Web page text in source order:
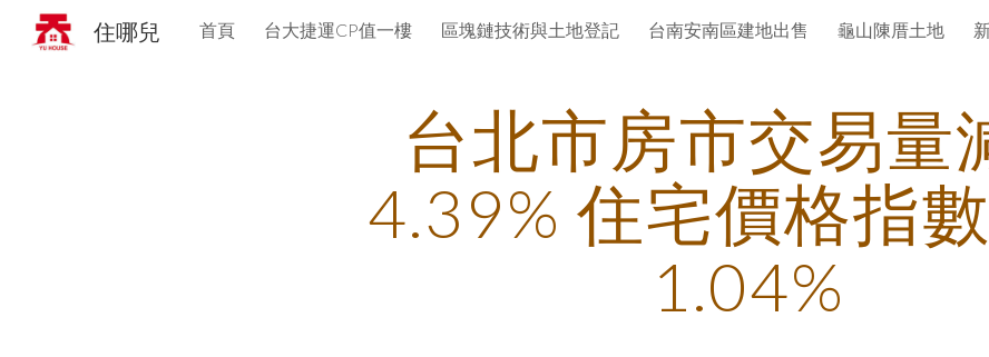
Skip to main content Skip to
住哪兒 首頁 台大捷運CP值一樓 區塊鏈技術與土地登記 台南安南區建地出售 龜山陳厝土地
台北市房市交易量
4.39% 住宅價格指
1.04%